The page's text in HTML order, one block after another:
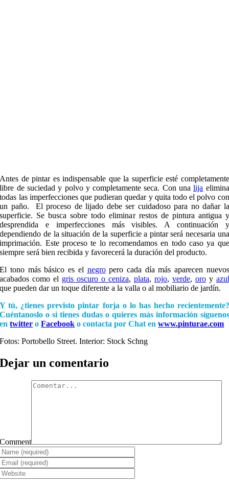
Antes de pintar es indispensable que la superficie esté completamente
libre de suciedad y polvo y completamente seca. Con unalija elimina
todas las imperfecciones que pudieran quedar y quita todo el polvo con
un paño. El proceso de lijado debe ser cuidadoso para no dañar la
superficie. Se busca sobre todo eliminar restos de pintura antigua y
desprendida e imperfecciones más visibles. A continuación y
dependiendo de la situación de la superficie a pintar será necesaria una
imprimación. Este proceso te lo recomendamos en todo caso ya que
siempre será bien recibida y favorecerá la duración del producto.
El tono más básico es el negropero cada día más aparecen nuevos
acabados como el gris oscuro o ceniza, plata, rojo, verde, oroy azul
que pueden dar un toque diferente a la valla o al mobiliario de jardín.
Y tú, ¿tienes previsto pintar forja o lo has hecho recientemente?
Cuéntanoslo o si tienes dudas o quieres más información síguenos
entwitter oFacebook o contacta por Chat enwww.pinturae.com
Fotos: Portobello Street. Interior: Stock Schng
Dejar un comentario
Comment